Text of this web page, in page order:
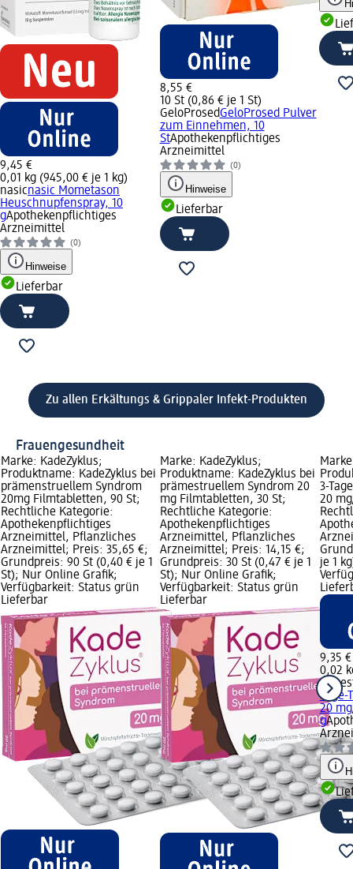
9,45 €
0,01 kg (945,00 € je 1 kg)
nasicnasic Mometason
Heuschnupfenspray, 10
gApothekenpflichtiges
Arzneimittel
(0)
Hinweise
Lieferbar
8,55 €
10 St (0,86 € je 1 St)
GeloProsedGeloProsed Pulver
zum Einnehmen, 10
StApothekenpflichtiges
Arzneimittel
(0)
Hinweise
Lieferbar
Zu allen Erkältungs & Grippaler Infekt-Produkten
Frauengesundheit
Marke: KadeZyklus;
Produktname: KadeZyklus bei
prämenstruellem Syndrom
20mg Filmtabletten, 90 St;
Rechtliche Kategorie:
Apothekenpflichtiges
Arzneimittel, Pflanzliches
Arzneimittel; Preis: 35,65 €;
Grundpreis: 90 St (0,40 € je 1
St); Nur Online Grafik;
Verfügbarkeit: Status grün
Lieferbar
Marke: KadeZyklus;
Produktname: KadeZyklus bei
prämestruellem Syndrom 20
mg Filmtabletten, 30 St;
Rechtliche Kategorie:
Apothekenpflichtiges
Arzneimittel, Pflanzliches
Arzneimittel; Preis: 14,15 €;
Grundpreis: 30 St (0,47 € je 1
St); Nur Online Grafik;
Verfügbarkeit: Status grün
Lieferbar
3-
20
je 1
9,35 €
0,02
Tage-
20
g